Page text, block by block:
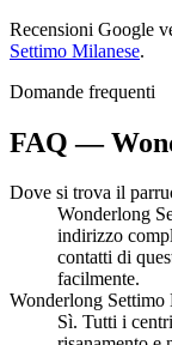
Recensioni Google
Settimo Milanese.
Domande frequenti
FAQ —
Dove si trova il
Wonderlong
indirizzo
contatti di
facilmente.
Wonderlong Settimo
Sì. Tutti i